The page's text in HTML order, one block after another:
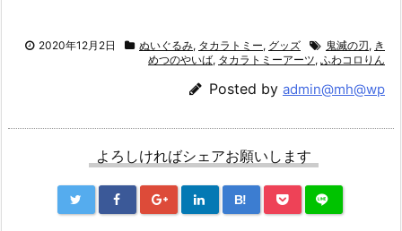
2020年12月2日 ぬいぐるみ, タカラトミー, グッズ 鬼滅の刃, き
めつのやいば, タカラトミーアーツ, ふわコロりん
Posted by admin@mh@wp
よろしければシェアお願いします
B!